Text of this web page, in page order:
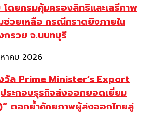
ดยกรมคุ้มครองสิทธิและเสรีภาพ
ช่วยเหลือ กรณีกราดยิงภายใน
กรวย จ.นนทบุรี
าคม 2026
วัล Prime Minister’s Export
ระกอบธุรกิจส่งออกยอดเยี่ยม
ตอกย้ำศักยภาพผู้ส่งออกไทยสู่